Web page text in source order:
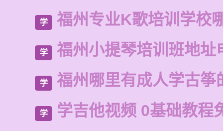
学 福州专业K歌培训学校
学 福州小提琴培训班地址
学 福州哪里有成人学古筝
学 学吉他视频 0基础教程